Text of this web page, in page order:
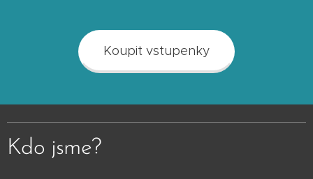
Koupit vstupenky
Kdo jsme?